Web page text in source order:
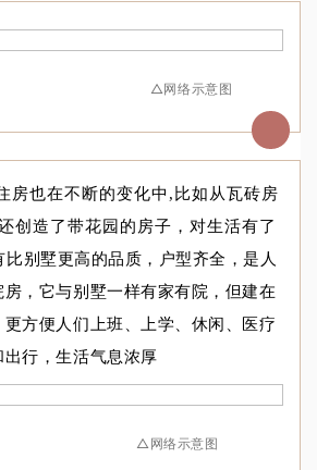
△网络示意图
房也在不断的变化中,比如从瓦砖房
创造了带花园的房子，对生活有了
比别墅更高的品质，户型齐全，是人
房，它与别墅一样有家有院，但建在
方便人们上班、上学、休闲、医疗
出行，生活气息浓厚
△网络示意图